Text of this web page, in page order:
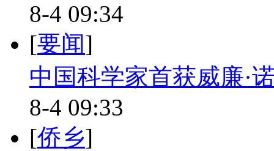
8-4 09:34
[要闻]
中国科学家首获威廉·
8-4 09:33
[侨乡]